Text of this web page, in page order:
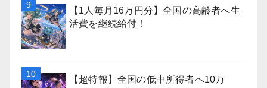
【1人毎月16万円分】全国の高齢者へ生
活費を継続給付！
【超特報】全国の低中所得者へ10万